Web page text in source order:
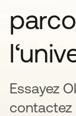
Essayez
contactez